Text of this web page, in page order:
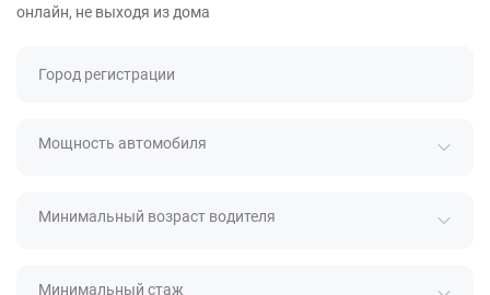
онлайн, не выходя из дома
Город регистрации
Мощность автомобиля
Минимальный возраст водителя
Минимальный стаж